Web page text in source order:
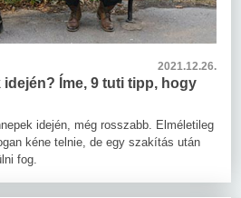
2021.12.26.
Íme, 9 tuti tipp, hogy
idején, még rosszabb. Elméletileg
kéne telnie, de egy szakítás után
fog.